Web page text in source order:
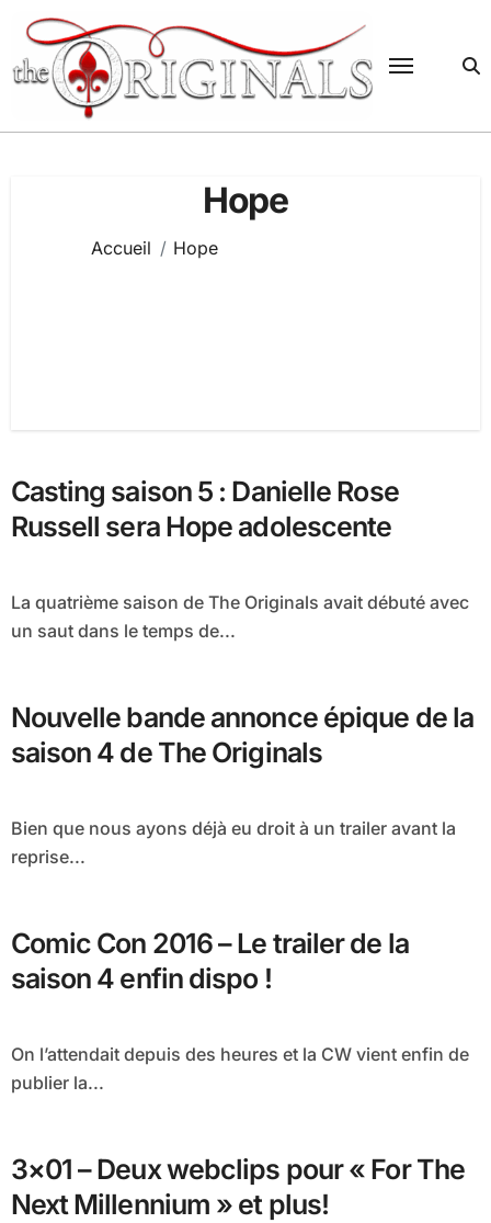
contenu
Hope
Accueil Hope
Casting saison 5 : Danielle Rose
Russell sera Hope adolescente
La quatrième saison de The Originals avait débuté avec
un saut dans le temps de...
Nouvelle bande annonce épique de la
saison 4 de The Originals
Bien que nous ayons déjà eu droit à un trailer avant la
reprise...
Comic Con 2016 – Le trailer de la
saison 4 enfin dispo !
On l’attendait depuis des heures et la CW vient enfin de
publier la...
3×01 – Deux webclips pour « For The
Next Millennium » et plus!